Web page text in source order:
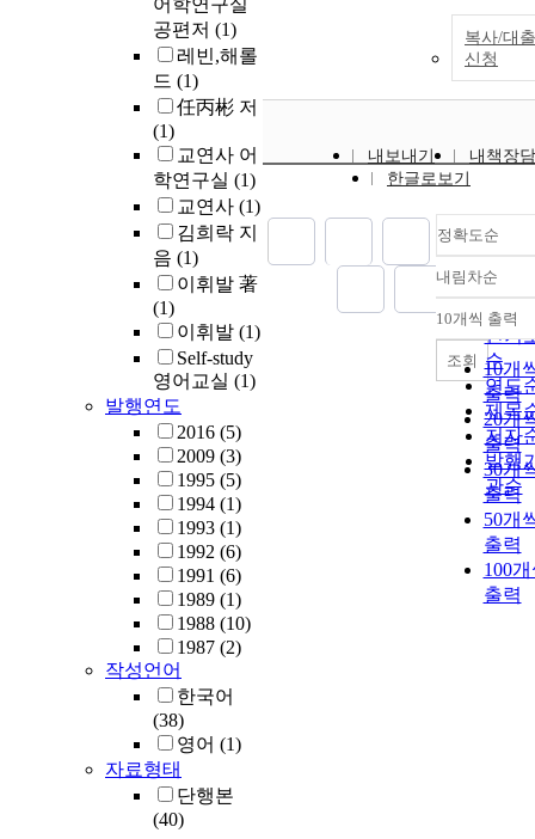
어학연구실
공편저 (1)
레빈,해롤
드 (1)
任丙彬 저
(1)
교연사 어
학연구실 (1)
교연사 (1)
김희락 지
음 (1)
이휘발 著
(1)
이휘발 (1)
Self-study
영어교실 (1)
발행연도
2016 (5)
2009 (3)
1995 (5)
1994 (1)
1993 (1)
1992 (6)
1991 (6)
1989 (1)
1988 (10)
1987 (2)
작성언어
한국어
(38)
영어 (1)
자료형태
단행본
(40)
복사/대출
신청
내보내기
내책장
한글로보기
정확도순
정확
순
인기
순
연도
제목
저자
발행
관순
내림차순
내림
10개씩 출력
10개
출력
20개
출력
30개
출력
50개
출력
100
출력
조회